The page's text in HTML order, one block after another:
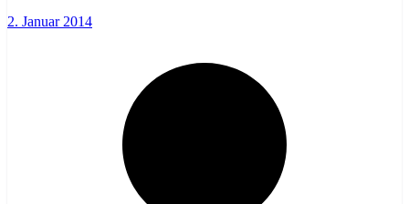
2. Januar 2014